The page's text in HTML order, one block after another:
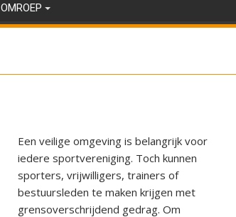
OMROEP
Een veilige omgeving is belangrijk voor
iedere sportvereniging. Toch kunnen
sporters, vrijwilligers, trainers of
bestuursleden te maken krijgen met
grensoverschrijdend gedrag. Om